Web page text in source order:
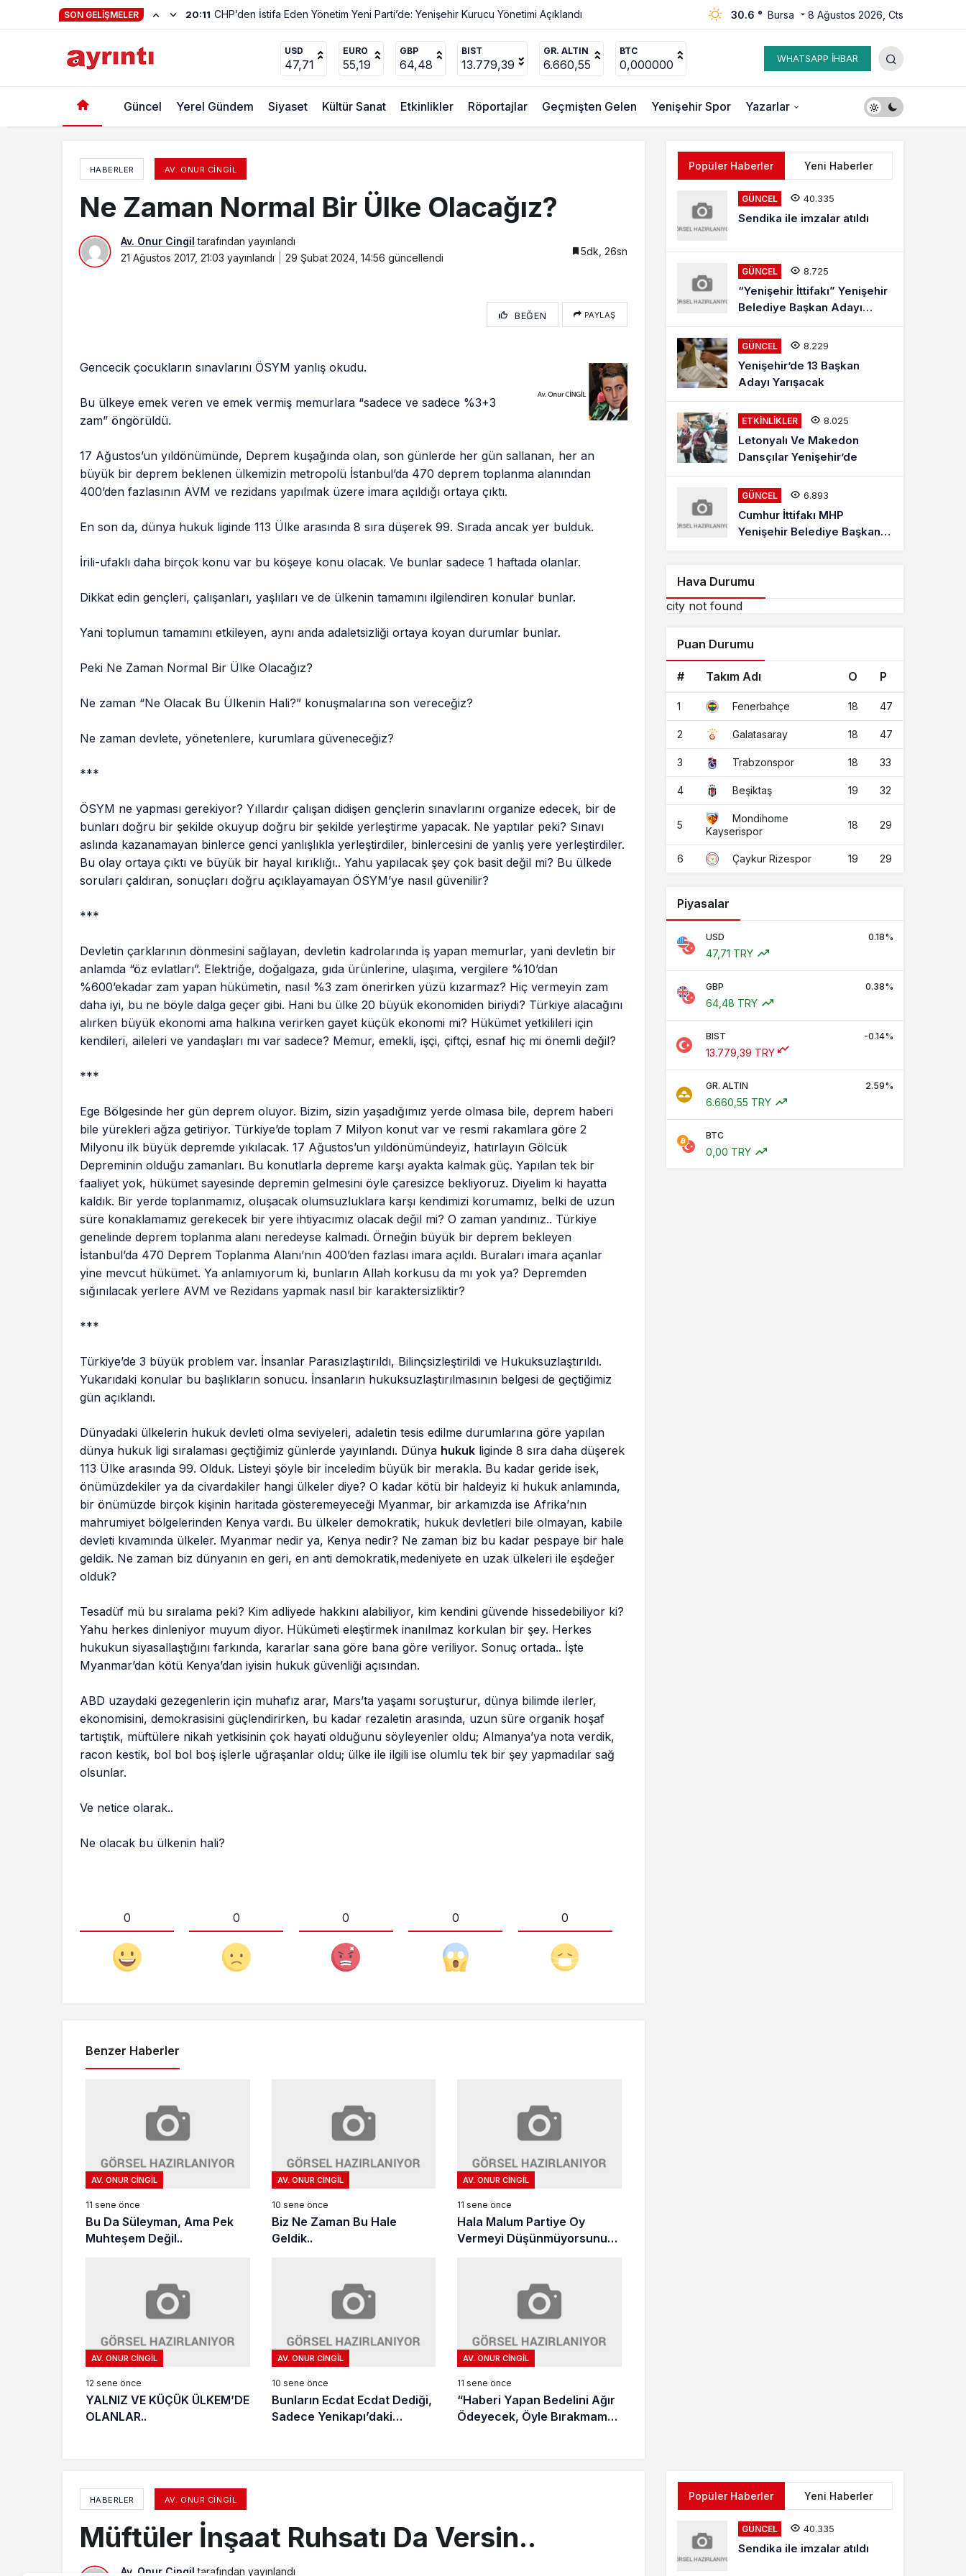
SON GELIŞMELER 30.6 ° Bursa 8 Ağustos 2026, Cts
USD
47,71
EURO
55,19
GBP
64,48
BIST
13.779,39
GR. ALTIN
6.660,55
BTC
0,000000 WHATSAPP İHBAR
Güncel Yerel Gündem Siyaset Kültür Sanat Etkinlikler Röportajlar Geçmişten Gelen Yenişehir Spor Yazarlar
HABERLER AV. ONUR CINGIL
Ne Zaman Normal Bir Ülke Olacağız?
Av. Onur Cingil tarafından yayınlandı
21 Ağustos 2017, 21:03 yayınlandı 29 Şubat 2024, 14:56 güncellendi
5dk, 26sn
BEĞEN PAYLAŞ
Gencecik çocukların sınavlarını ÖSYM yanlış okudu.
Bu ülkeye emek veren ve emek vermiş memurlara “sadece ve sadece %3+3
zam” öngörüldü.
17 Ağustos’un yıldönümünde, Deprem kuşağında olan, son günlerde her gün sallanan, her an
büyük bir deprem beklenen ülkemizin metropolü İstanbul’da 470 deprem toplanma alanından
400’den fazlasının AVM ve rezidans yapılmak üzere imara açıldığı ortaya çıktı.
En son da, dünya hukuk liginde 113 Ülke arasında 8 sıra düşerek 99. Sırada ancak yer bulduk.
İrili-ufaklı daha birçok konu var bu köşeye konu olacak. Ve bunlar sadece 1 haftada olanlar.
Dikkat edin gençleri, çalışanları, yaşlıları ve de ülkenin tamamını ilgilendiren konular bunlar.
Yani toplumun tamamını etkileyen, aynı anda adaletsizliği ortaya koyan durumlar bunlar.
Peki Ne Zaman Normal Bir Ülke Olacağız?
Ne zaman “Ne Olacak Bu Ülkenin Hali?” konuşmalarına son vereceğiz?
Ne zaman devlete, yönetenlere, kurumlara güveneceğiz?
***
ÖSYM ne yapması gerekiyor? Yıllardır çalışan didişen gençlerin sınavlarını organize edecek, bir de
bunları doğru bir şekilde okuyup doğru bir şekilde yerleştirme yapacak. Ne yaptılar peki? Sınavı
aslında kazanamayan binlerce genci yanlışlıkla yerleştirdiler, binlercesini de yanlış yere yerleştirdiler.
Bu olay ortaya çıktı ve büyük bir hayal kırıklığı.. Yahu yapılacak şey çok basit değil mi? Bu ülkede
soruları çaldıran, sonuçları doğru açıklayamayan ÖSYM’ye nasıl güvenilir?
***
Devletin çarklarının dönmesini sağlayan, devletin kadrolarında iş yapan memurlar, yani devletin bir
anlamda “öz evlatları”. Elektriğe, doğalgaza, gıda ürünlerine, ulaşıma, vergilere %10’dan
%600’ekadar zam yapan hükümetin, nasıl %3 zam önerirken yüzü kızarmaz? Hiç vermeyin zam
daha iyi, bu ne böyle dalga geçer gibi. Hani bu ülke 20 büyük ekonomiden biriydi? Türkiye alacağını
alırken büyük ekonomi ama halkına verirken gayet küçük ekonomi mi? Hükümet yetkilileri için
kendileri, aileleri ve yandaşları mı var sadece? Memur, emekli, işçi, çiftçi, esnaf hiç mi önemli değil?
***
Ege Bölgesinde her gün deprem oluyor. Bizim, sizin yaşadığımız yerde olmasa bile, deprem haberi
bile yürekleri ağza getiriyor. Türkiye’de toplam 7 Milyon konut var ve resmi rakamlara göre 2
Milyonu ilk büyük depremde yıkılacak. 17 Ağustos’un yıldönümündeyiz, hatırlayın Gölcük
Depreminin olduğu zamanları. Bu konutlarla depreme karşı ayakta kalmak güç. Yapılan tek bir
faaliyet yok, hükümet sayesinde depremin gelmesini öyle çaresizce bekliyoruz. Diyelim ki hayatta
kaldık. Bir yerde toplanmamız, oluşacak olumsuzluklara karşı kendimizi korumamız, belki de uzun
süre konaklamamız gerekecek bir yere ihtiyacımız olacak değil mi? O zaman yandınız.. Türkiye
genelinde deprem toplanma alanı neredeyse kalmadı. Örneğin büyük bir deprem bekleyen
İstanbul’da 470 Deprem Toplanma Alanı’nın 400’den fazlası imara açıldı. Buraları imara açanlar
yine mevcut hükümet. Ya anlamıyorum ki, bunların Allah korkusu da mı yok ya? Depremden
sığınılacak yerlere AVM ve Rezidans yapmak nasıl bir karaktersizliktir?
***
Türkiye’de 3 büyük problem var. İnsanlar Parasızlaştırıldı, Bilinçsizleştirildi ve Hukuksuzlaştırıldı.
Yukarıdaki konular bu başlıkların sonucu. İnsanların hukuksuzlaştırılmasının belgesi de geçtiğimiz
gün açıklandı.
Dünyadaki ülkelerin hukuk devleti olma seviyeleri, adaletin tesis edilme durumlarına göre yapılan
dünya hukuk ligi sıralaması geçtiğimiz günlerde yayınlandı. Dünya hukuk liginde 8 sıra daha düşerek
113 Ülke arasında 99. Olduk. Listeyi şöyle bir inceledim büyük bir merakla. Bu kadar geride isek,
önümüzdekiler ya da civardakiler hangi ülkeler diye? O kadar kötü bir haldeyiz ki hukuk anlamında,
bir önümüzde birçok kişinin haritada gösteremeyeceği Myanmar, bir arkamızda ise Afrika’nın
mahrumiyet bölgelerinden Kenya vardı. Bu ülkeler demokratik, hukuk devletleri bile olmayan, kabile
devleti kıvamında ülkeler. Myanmar nedir ya, Kenya nedir? Ne zaman biz bu kadar pespaye bir hale
geldik. Ne zaman biz dünyanın en geri, en anti demokratik,medeniyete en uzak ülkeleri ile eşdeğer
olduk?
Tesadüf mü bu sıralama peki? Kim adliyede hakkını alabiliyor, kim kendini güvende hissedebiliyor ki?
Yahu herkes dinleniyor muyum diyor. Hükümeti eleştirmek inanılmaz korkulan bir şey. Herkes
hukukun siyasallaştığını farkında, kararlar sana göre bana göre veriliyor. Sonuç ortada.. İşte
Myanmar’dan kötü Kenya’dan iyisin hukuk güvenliği açısından.
ABD uzaydaki gezegenlerin için muhafız arar, Mars’ta yaşamı soruşturur, dünya bilimde ilerler,
ekonomisini, demokrasisini güçlendirirken, bu kadar rezaletin arasında, uzun süre organik hoşaf
tartıştık, müftülere nikah yetkisinin çok hayati olduğunu söyleyenler oldu; Almanya’ya nota verdik,
racon kestik, bol bol boş işlerle uğraşanlar oldu; ülke ile ilgili ise olumlu tek bir şey yapmadılar sağ
olsunlar.
Ve netice olarak..
Ne olacak bu ülkenin hali?
0 0 0 0 0
Benzer Haberler
AV. ONUR CINGIL
11 sene önce
Bu Da Süleyman, Ama Pek
Muhteşem Değil..
AV. ONUR CINGIL
10 sene önce
Biz Ne Zaman Bu Hale
Geldik..
AV. ONUR CINGIL
11 sene önce
Hala Malum Partiye Oy
Vermeyi Düşünmüyorsunuz
AV. ONUR CINGIL
12 sene önce
YALNIZ VE KÜÇÜK ÜLKEM’DE
OLANLAR..
AV. ONUR CINGIL
10 sene önce
Bunların Ecdat Ecdat Dediği,
Sadece Yenikapı’daki
AV. ONUR CINGIL
11 sene önce
“Haberi Yapan Bedelini Ağır
Ödeyecek, Öyle Bırakmam
Popüler Haberler Yeni Haberler
GÜNCEL 40.335
Sendika ile imzalar atıldı
GÜNCEL 8.725
“Yenişehir İttifakı” Yenişehir
Belediye Başkan Adayı
Mehmet Kaya Röportajı
GÜNCEL 8.229
Yenişehir’de 13 Başkan
Adayı Yarışacak
ETKINLIKLER 8.025
Letonyalı Ve Makedon
Dansçılar Yenişehir’de
GÜNCEL 6.893
Cumhur İttifakı MHP
Yenişehir Belediye Başkan
Hava Durumu
city not found
Puan Durumu
# Takım Adı O P
1 Fenerbahçe 18 47
2 Galatasaray 18 47
3 Trabzonspor 18 33
4 Beşiktaş 19 32
5
Mondihome
Kayserispor
18 29
6 Çaykur Rizespor 19 29
Piyasalar
USD 0.18%
47,71 TRY
GBP 0.38%
64,48 TRY
BIST -0.14%
13.779,39 TRY
GR. ALTIN 2.59%
6.660,55 TRY
BTC
0,00 TRY
HABERLER AV. ONUR CINGIL
Müftüler İnşaat Ruhsatı Da Versin..
Av. Onur Cingil tarafından yayınlandı
Müftüler İnşaat Ruhsatı Da Versin..
Popüler Haberler Yeni Haberler
GÜNCEL 40.335
Sendika ile imzalar atıldı